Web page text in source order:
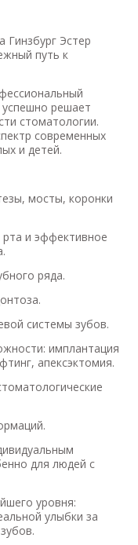
Гинзбург Эстер
путь к
решает
стоматологии.
современных
и детей.
мосты, коронки
рта и эффективное
ряда.
системы зубов.
имплантация
апексэктомия.
для людей с
уровня:
улыбки за